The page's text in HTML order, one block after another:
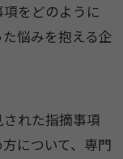
をどのように
悩みを抱える企
れた指摘事項
について、専門